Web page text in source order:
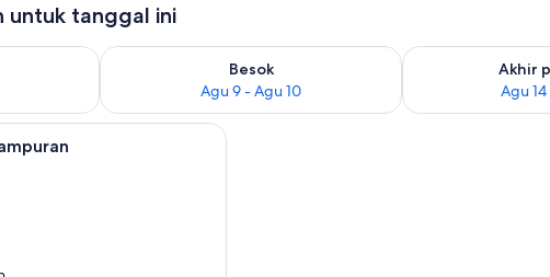
untuk tanggal ini
malam ini Agu 8 - Agu 9
Besok
Agu 9 - Agu 10
Periksa ketersediaan untuk besok Agu 9 - Agu 10
Akhir
Agu
Periksa
Asrama Umum, asrama campuran | Brankas dan Wi-Fi gratis